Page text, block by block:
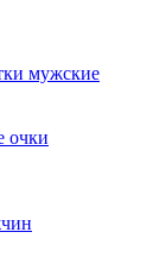
мужские
очки